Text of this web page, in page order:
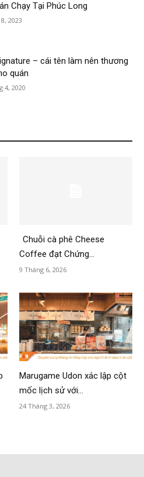
Chạy Tại Phúc Long
2023
– cái tên làm nên thương
quán
4, 2020
Chuỗi cà phê Cheese
Coffee đạt Chứng...
9 Tháng 6, 2026
Marugame Udon xác lập cột
mốc lịch sử với...
24 Tháng 3, 2026